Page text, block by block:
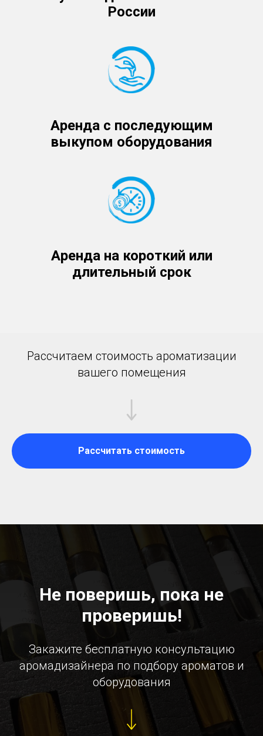
России
Аренда с последующим
выкупом оборудования
Аренда на короткий или
длительный срок
Рассчитаем стоимость ароматизации
вашего помещения
Рассчитать стоимость
Не поверишь, пока не
проверишь!
Закажите бесплатную консультацию
аромадизайнера по подбору ароматов и
оборудования